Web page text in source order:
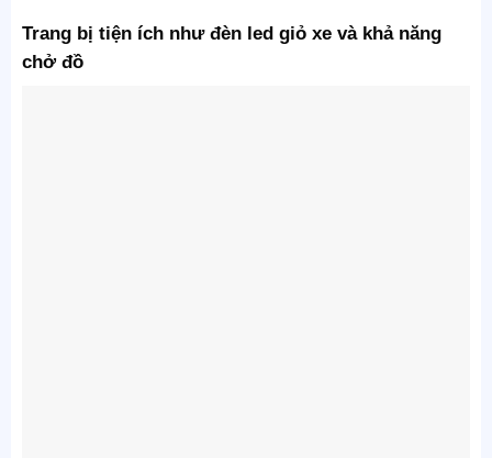
Trang bị tiện ích như đèn led giỏ xe và khả năng
chở đồ